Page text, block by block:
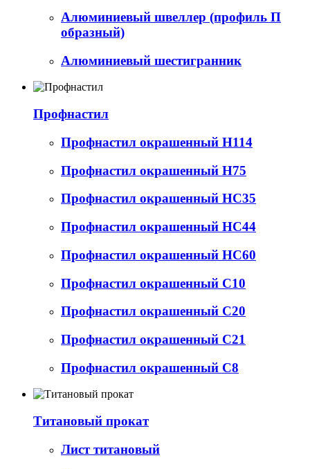
Алюминиевый швеллер (профиль П
образный)
Алюминиевый шестигранник
Профнастил
Профнастил окрашенный Н114
Профнастил окрашенный Н75
Профнастил окрашенный НС35
Профнастил окрашенный НС44
Профнастил окрашенный НС60
Профнастил окрашенный С10
Профнастил окрашенный С20
Профнастил окрашенный С21
Профнастил окрашенный С8
Титановый прокат
Лист титановый